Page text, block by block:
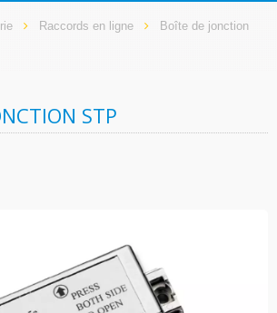
Raccords en ligne
Boîte de jonction
STP